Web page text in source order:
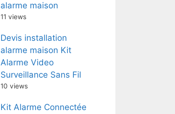
alarme maison
11 views
Devis installation
alarme maison Kit
Alarme Video
Surveillance Sans Fil
10 views
Kit Alarme Connectée